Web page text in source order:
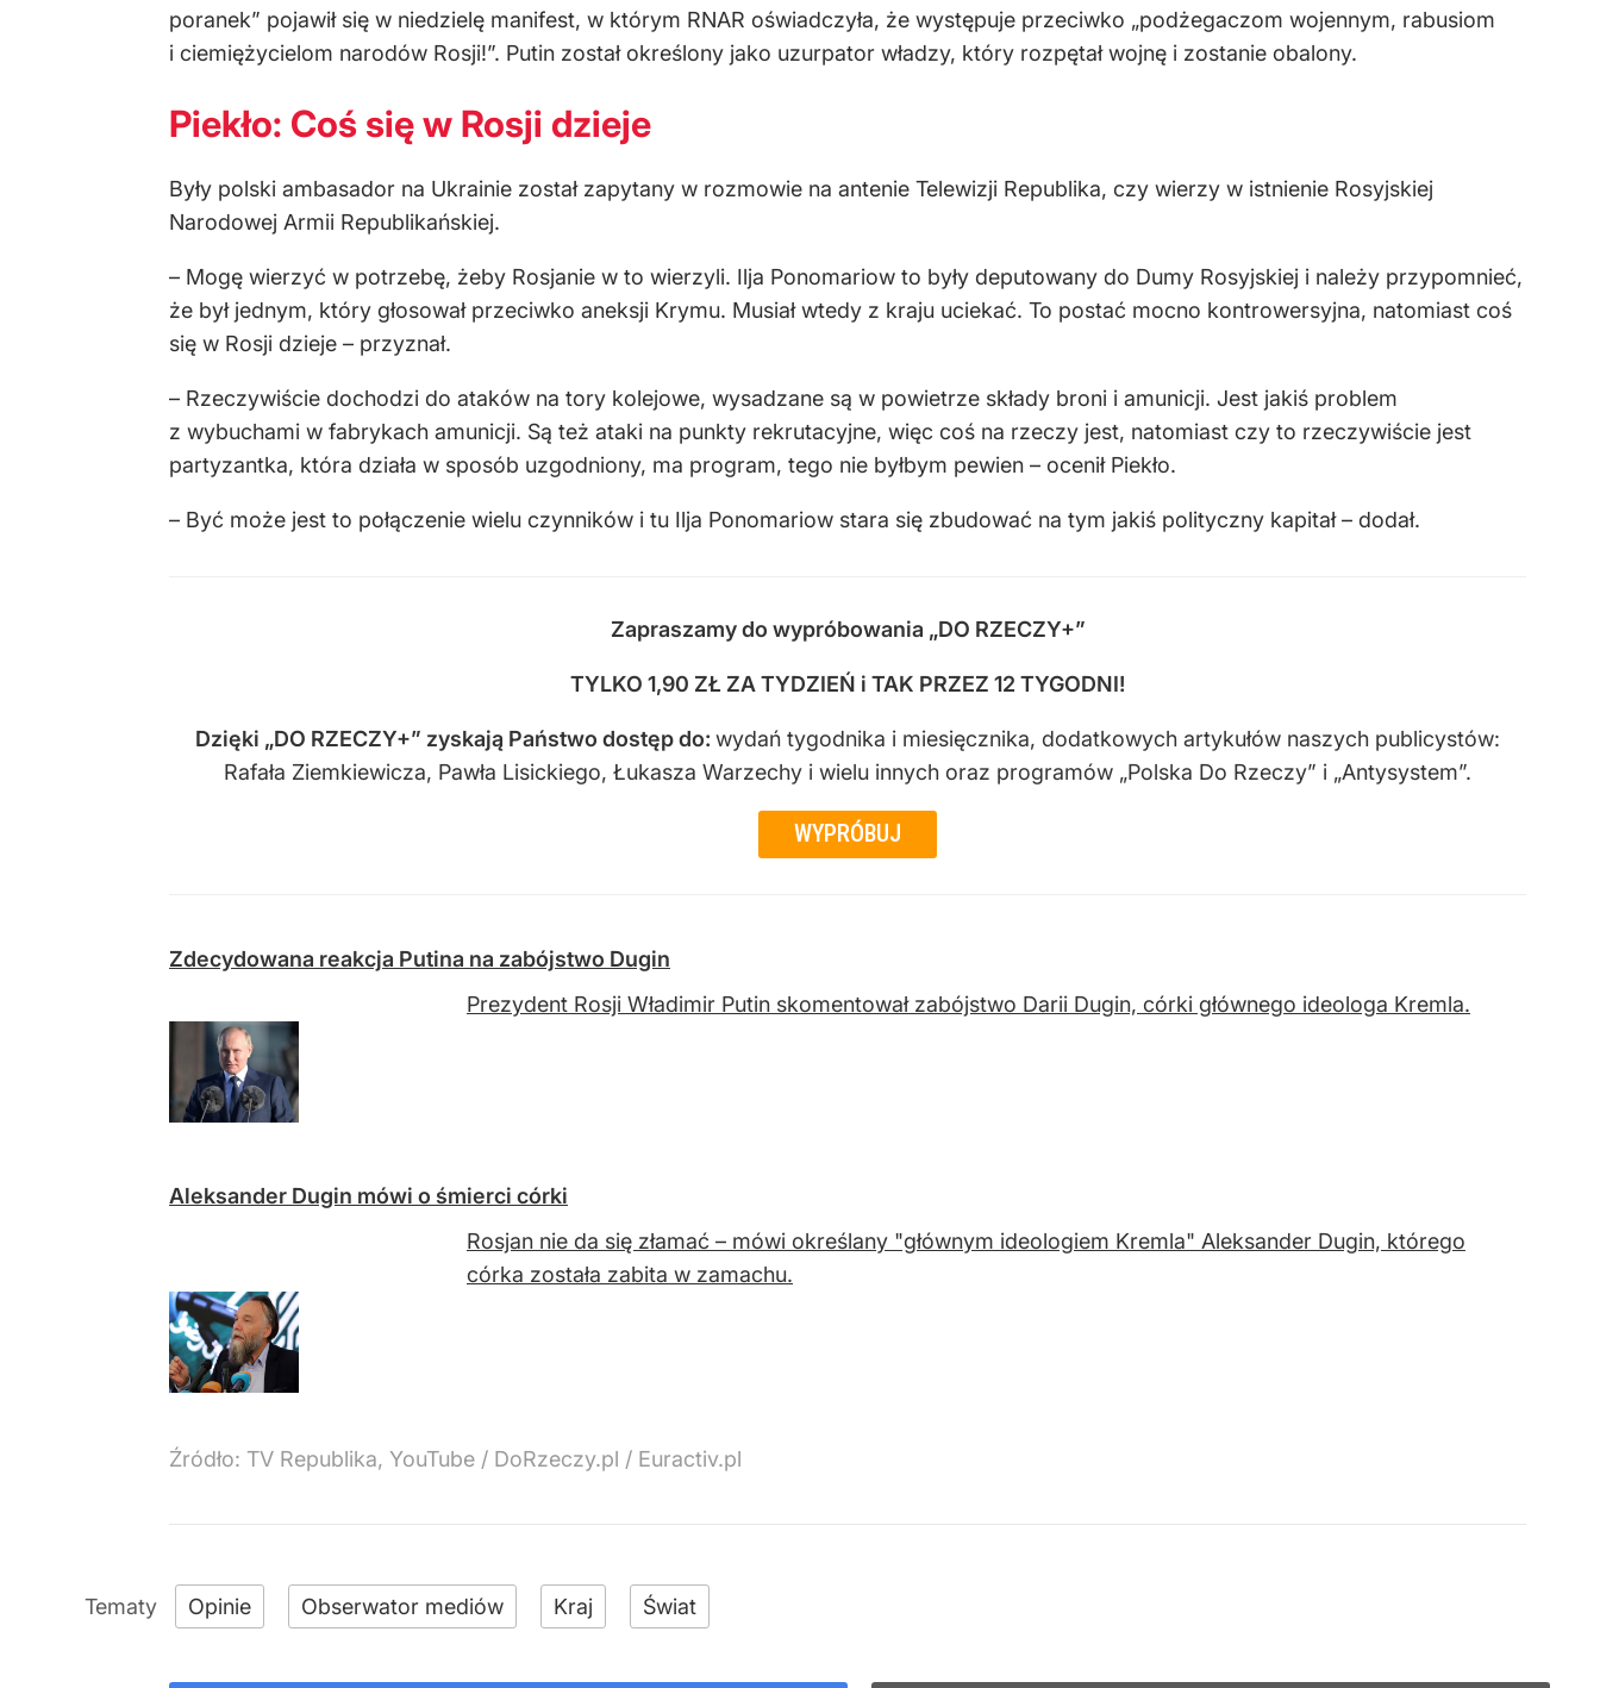
poranek” pojawił się w niedzielę manifest, w którym RNAR oświadczyła, że występuje przeciwko „podżegaczom wojennym, rabusiom
i ciemiężycielom narodów Rosji!”. Putin został określony jako uzurpator władzy, który rozpętał wojnę i zostanie obalony.
Piekło: Coś się w Rosji dzieje
Były polski ambasador na Ukrainie został zapytany w rozmowie na antenie Telewizji Republika, czy wierzy w istnienie Rosyjskiej
Narodowej Armii Republikańskiej.
– Mogę wierzyć w potrzebę, żeby Rosjanie w to wierzyli. Ilja Ponomariow to były deputowany do Dumy Rosyjskiej i należy przypomnieć,
że był jednym, który głosował przeciwko aneksji Krymu. Musiał wtedy z kraju uciekać. To postać mocno kontrowersyjna, natomiast coś
się w Rosji dzieje – przyznał.
– Rzeczywiście dochodzi do ataków na tory kolejowe, wysadzane są w powietrze składy broni i amunicji. Jest jakiś problem
z wybuchami w fabrykach amunicji. Są też ataki na punkty rekrutacyjne, więc coś na rzeczy jest, natomiast czy to rzeczywiście jest
partyzantka, która działa w sposób uzgodniony, ma program, tego nie byłbym pewien – ocenił Piekło.
– Być może jest to połączenie wielu czynników i tu Ilja Ponomariow stara się zbudować na tym jakiś polityczny kapitał – dodał.
Zapraszamy do wypróbowania „DO RZECZY+”
TYLKO 1,90 ZŁ ZA TYDZIEŃ i TAK PRZEZ 12 TYGODNI!
Dzięki „DO RZECZY+” zyskają Państwo dostęp do: wydań tygodnika i miesięcznika, dodatkowych artykułów naszych publicystów:
Rafała Ziemkiewicza, Pawła Lisickiego, Łukasza Warzechy i wielu innych oraz programów „Polska Do Rzeczy” i „Antysystem”.
WYPRÓBUJ
Zdecydowana reakcja Putina na zabójstwo Dugin
Prezydent Rosji Władimir Putin skomentował zabójstwo Darii Dugin, córki głównego ideologa Kremla.
Aleksander Dugin mówi o śmierci córki
Rosjan nie da się złamać – mówi określany "głównym ideologiem Kremla" Aleksander Dugin, którego
córka została zabita w zamachu.
Źródło: TV Republika, YouTube / DoRzeczy.pl / Euractiv.pl
Opinie Obserwator mediów Kraj Świat